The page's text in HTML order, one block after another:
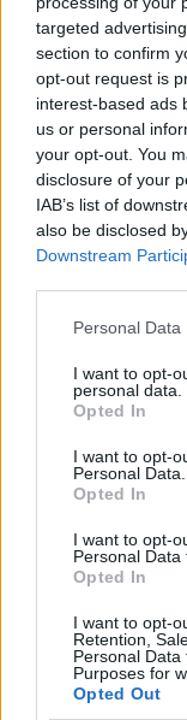
targeted
section to confirm
opt-out request is
interest-based ads
us or personal
your opt-out. You
disclosure of your
IAB’s list of
also be disclosed
Downstream
Personal
I want to opt-
personal data.
Opted In
I want to opt-
Personal Data.
Opted In
I want to opt-
Personal Data
Opted In
I want to opt-
Retention,
Personal
Purposes for
Opted Out
Wink» είναι
Για σχόλια,
σχετικά με το
Facebook,
ακολουθήστε
Anitta Αναστασία